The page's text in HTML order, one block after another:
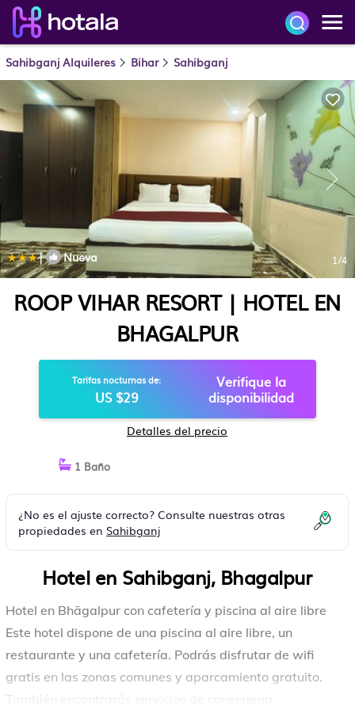
Sahibganj Alquileres Bihar Sahibganj
| Nueva 1/4
ROOP VIHAR RESORT | HOTEL EN
BHAGALPUR
Tarifas nocturnas de:
US $29
Verifique la
disponibilidad
Detalles del precio
1 Baño
¿No es el ajuste correcto? Consulte nuestras otras
propiedades en Sahibganj
Hotel en Sahibganj, Bhagalpur
Hotel en Bhāgalpur con cafetería y piscina al aire libre
Este hotel dispone de una piscina al aire libre, un
restaurante y una cafetería. Podrás disfrutar de wifi
gratis en las zonas comunes y aparcamiento gratuito.
También encontrarás servicios de conserjería,